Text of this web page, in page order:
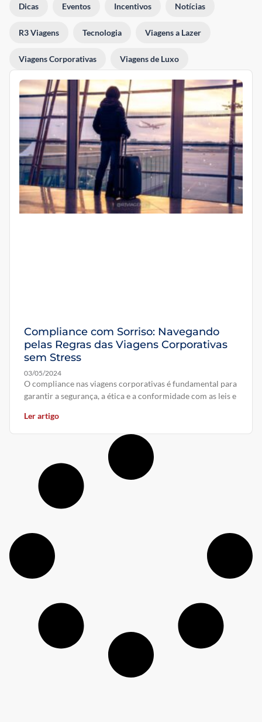
Dicas Eventos Incentivos Notícias
R3 Viagens Tecnologia Viagens a Lazer
Viagens Corporativas Viagens de Luxo
Compliance com Sorriso: Navegando
pelas Regras das Viagens Corporativas
sem Stress
03/05/2024
O compliance nas viagens corporativas é fundamental para
garantir a segurança, a ética e a conformidade com as leis e
Ler artigo